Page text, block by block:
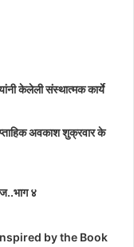
केलेली संस्थात्मक कार्ये
अवकाश शुक्रवार के
४
by the Book